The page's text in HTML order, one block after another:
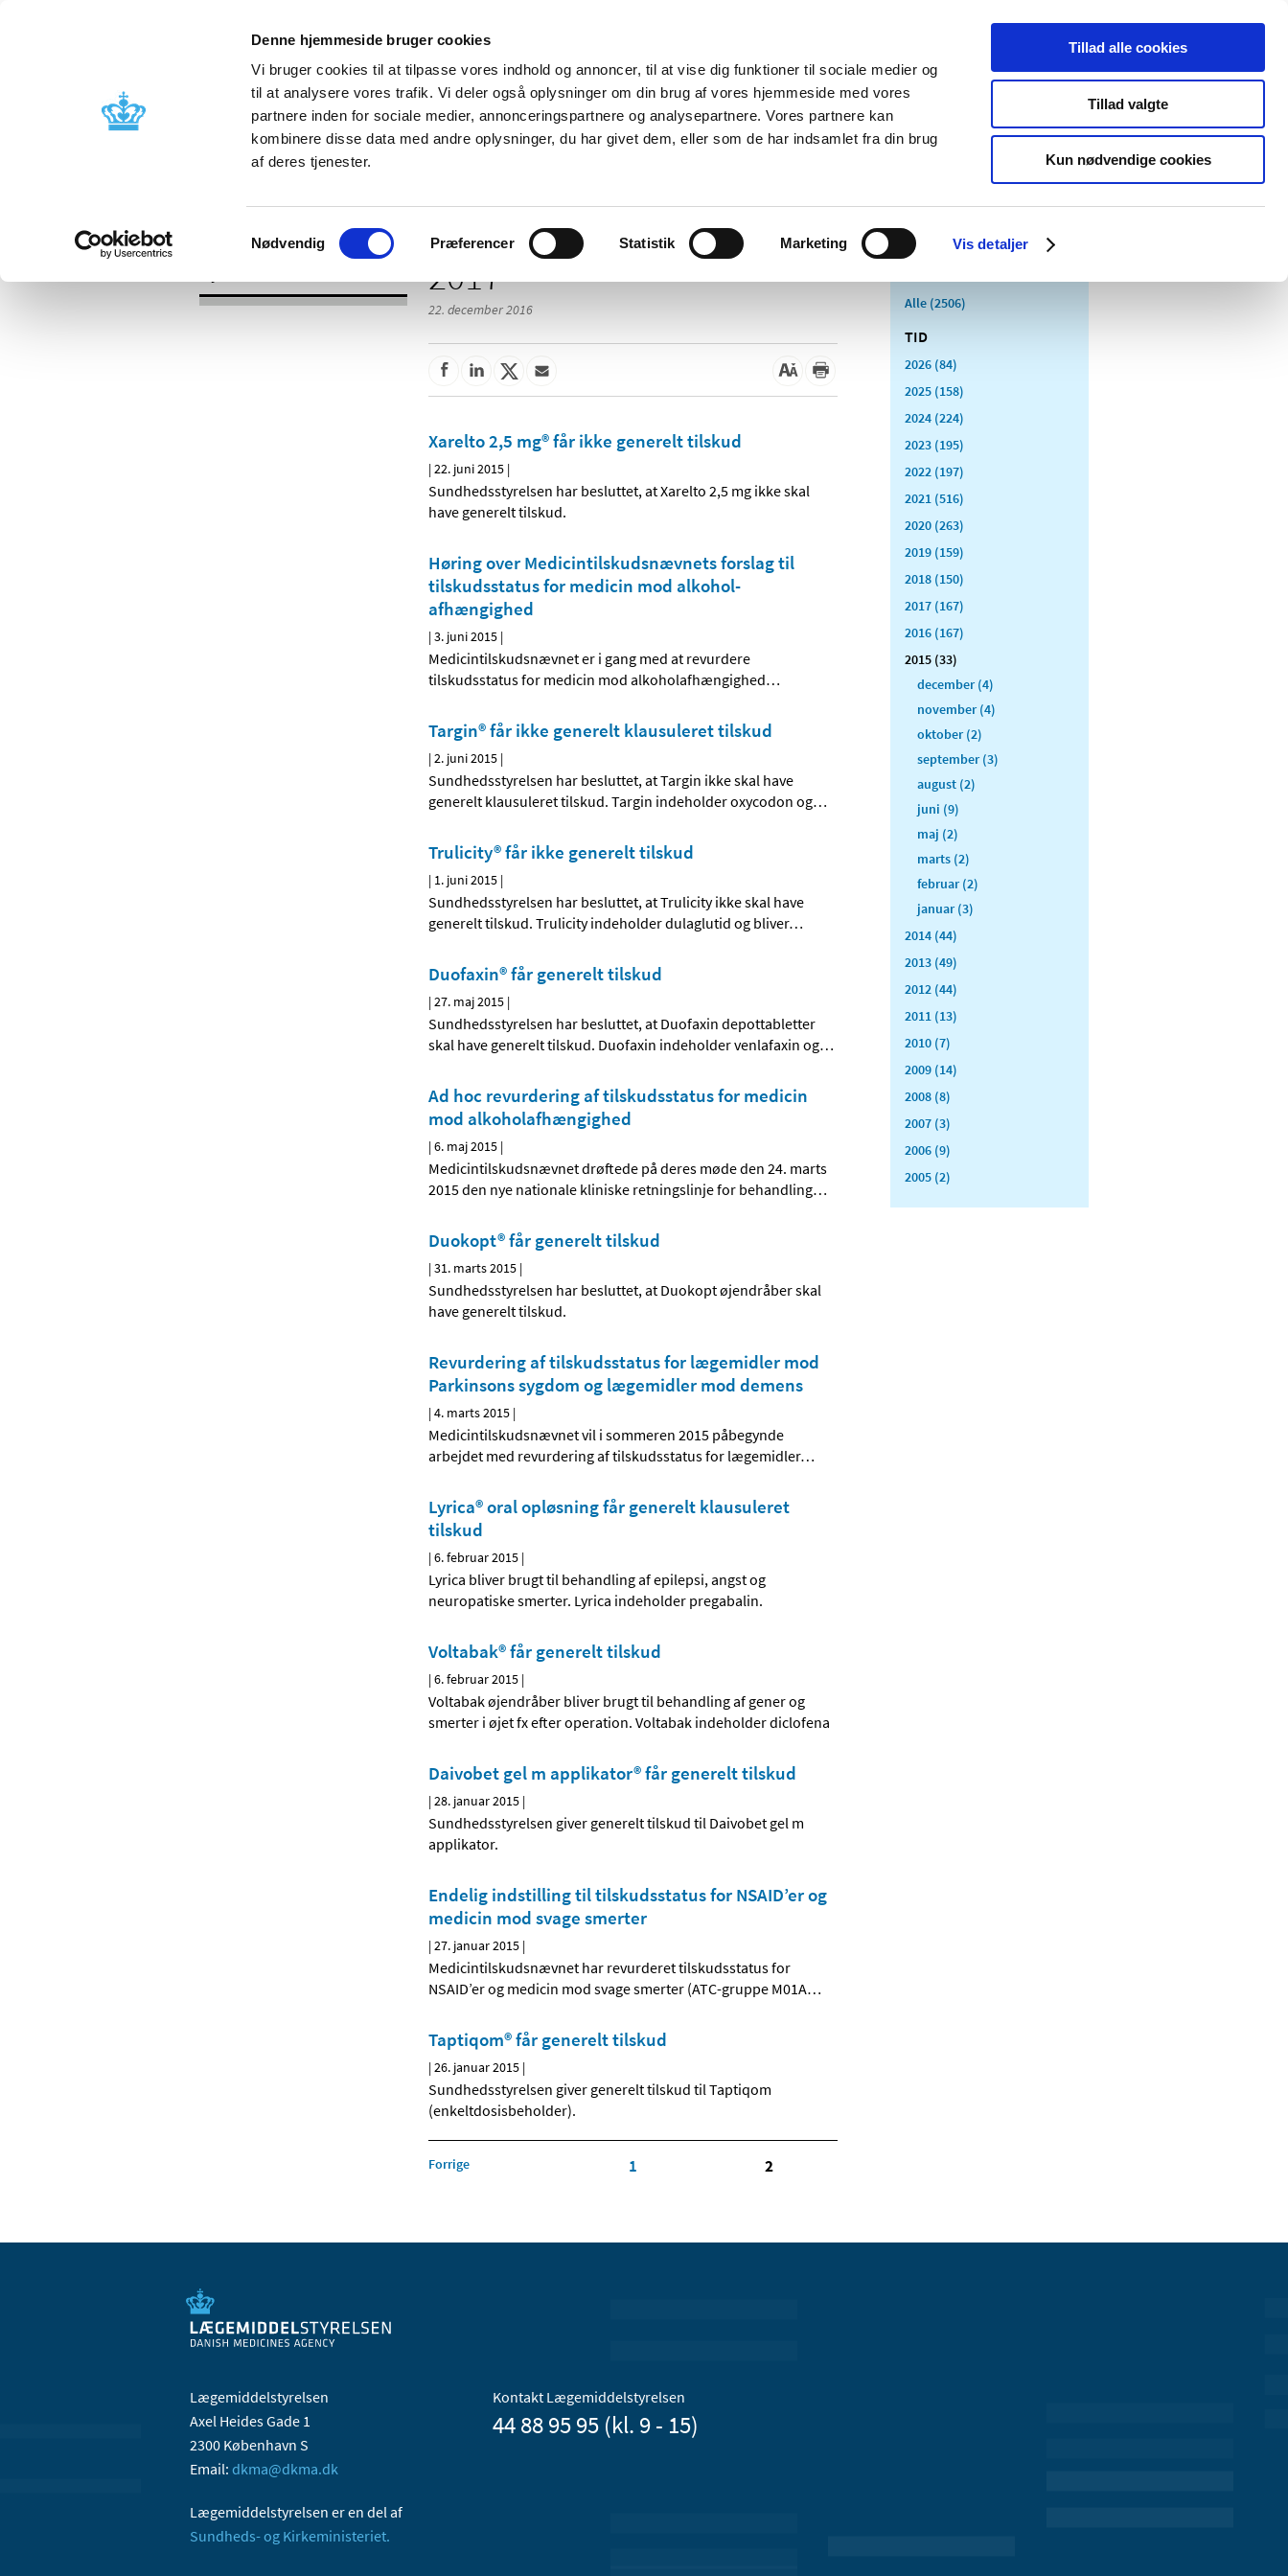
Denne hjemmeside bruger cookies
Vi bruger cookies til at tilpasse vores indhold og annoncer, til at vise dig funktioner til sociale medier og
til at analysere vores trafik. Vi deler også oplysninger om din brug af vores hjemmeside med vores
partnere inden for sociale medier, annonceringspartnere og analysepartnere. Vores partnere kan
kombinere disse data med andre oplysninger, du har givet dem, eller som de har indsamlet fra din brug
af deres tjenester.
Samtykkevalg
Nødvendig Præferencer Statistik Marketing Vis detaljer
Tillad alle cookies
Tillad valgte
Kun nødvendige cookies
Nyheder Om os Kontakt Udgivelser
Godkendelse og
Bivirkninger og
produktinformation
Tilskud og
Apoteker og salg af
Medicinsk
Særlige
produktområder
2017
22. december 2016
Xarelto 2,5 mg® får ikke generelt tilskud
|22. juni 2015 |
Sundhedsstyrelsen har besluttet, at Xarelto 2,5 mg ikke skal
have generelt tilskud.
Høring over Medicintilskuds­nævnets forslag til
tilskudsstatus for medicin mod alkohol­
afhængighed
|3. juni 2015 |
Medicintilskudsnævnet er i gang med at revurdere
tilskudsstatus for medicin mod alkoholafhængighed…
Targin® får ikke generelt klausuleret tilskud
|2. juni 2015 |
Sundhedsstyrelsen har besluttet, at Targin ikke skal have
generelt klausuleret tilskud. Targin indeholder oxycodon og…
Trulicity® får ikke generelt tilskud
| 1. juni 2015 |
Sundhedsstyrelsen har besluttet, at Trulicity ikke skal have
generelt tilskud. Trulicity indeholder dulaglutid og bliver…
Duofaxin® får generelt tilskud
|27. maj 2015 |
Sundhedsstyrelsen har besluttet, at Duofaxin depottabletter
skal have generelt tilskud. Duofaxin indeholder venlafaxin og…
Ad hoc revurdering af tilskudsstatus for medicin
mod alkoholafhængighed
|6. maj 2015 |
Medicintilskudsnævnet drøftede på deres møde den 24. marts
2015 den nye nationale kliniske retningslinje for behandling…
Duokopt® får generelt tilskud
|31. marts 2015 |
Sundhedsstyrelsen har besluttet, at Duokopt øjendråber skal
have generelt tilskud.
Revurdering af tilskudsstatus for lægemidler mod
Parkinsons sygdom og lægemidler mod demens
|4. marts 2015 |
Medicintilskudsnævnet vil i sommeren 2015 påbegynde
arbejdet med revurdering af tilskudsstatus for lægemidler…
Lyrica® oral opløsning får generelt klausuleret
tilskud
|6. februar 2015 |
Lyrica bliver brugt til behandling af epilepsi, angst og
neuropatiske smerter. Lyrica indeholder pregabalin.
Voltabak® får generelt tilskud
|6. februar 2015 |
Voltabak øjendråber bliver brugt til behandling af gener og
smerter i øjet fx efter operation. Voltabak indeholder diclofena
Daivobet gel m applikator® får generelt tilskud
|28. januar 2015 |
Sundhedsstyrelsen giver generelt tilskud til Daivobet gel m
applikator.
Endelig indstilling til tilskudsstatus for NSAID’er og
medicin mod svage smerter
|27. januar 2015 |
Medicintilskudsnævnet har revurderet tilskudsstatus for
NSAID’er og medicin mod svage smerter (ATC-gruppe M01A…
Taptiqom® får generelt tilskud
|26. januar 2015 |
Sundhedsstyrelsen giver generelt tilskud til Taptiqom
(enkeltdosisbeholder).
Forrige 1 2
Alle (2506)
TID
2026 (84)
2025 (158)
2024 (224)
2023 (195)
2022 (197)
2021 (516)
2020 (263)
2019 (159)
2018 (150)
2017 (167)
2016 (167)
2015 (33)
december (4)
november (4)
oktober (2)
september (3)
august (2)
juni (9)
maj (2)
marts (2)
februar (2)
januar (3)
2014 (44)
2013 (49)
2012 (44)
2011 (13)
2010 (7)
2009 (14)
2008 (8)
2007 (3)
2006 (9)
2005 (2)
Lægemiddelstyrelsen
Axel Heides Gade 1
2300 København S
Email: dkma@dkma.dk
Lægemiddelstyrelsen er en del af
Sundheds- og Kirkeministeriet.
Kontakt Lægemiddelstyrelsen
44 88 95 95 (kl. 9 - 15)